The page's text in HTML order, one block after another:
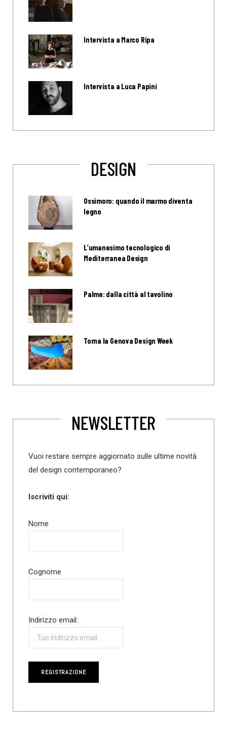
Intervista a Marco Ripa
Intervista a Luca Papini
DESIGN
Ossimoro: quando il marmo diventa
legno
L’umanesimo tecnologico di
Mediterranea Design
Palme: dalla città al tavolino
Torna la Genova Design Week
NEWSLETTER
Vuoi restare sempre aggiornato sulle ultime novità
del design contemporaneo?
Iscriviti qui:
Nome
Cognome
Indirizzo email: